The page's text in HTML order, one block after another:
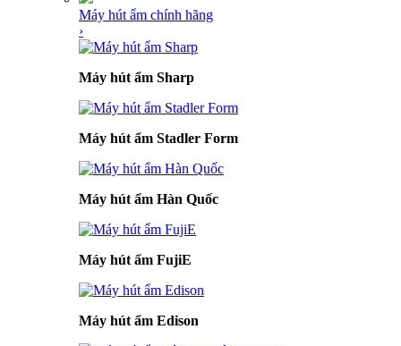
Máy hút ẩm chính hãng
›
Máy hút ẩm Sharp
Máy hút ẩm Stadler Form
Máy hút ẩm Hàn Quốc
Máy hút ẩm FujiE
Máy hút ẩm Edison